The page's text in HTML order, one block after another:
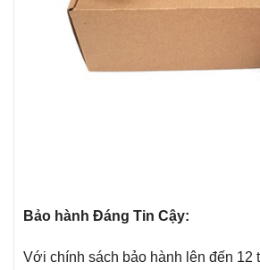
Bảo hành Đáng Tin Cậy:
Với chính sách bảo hành lên đến 12